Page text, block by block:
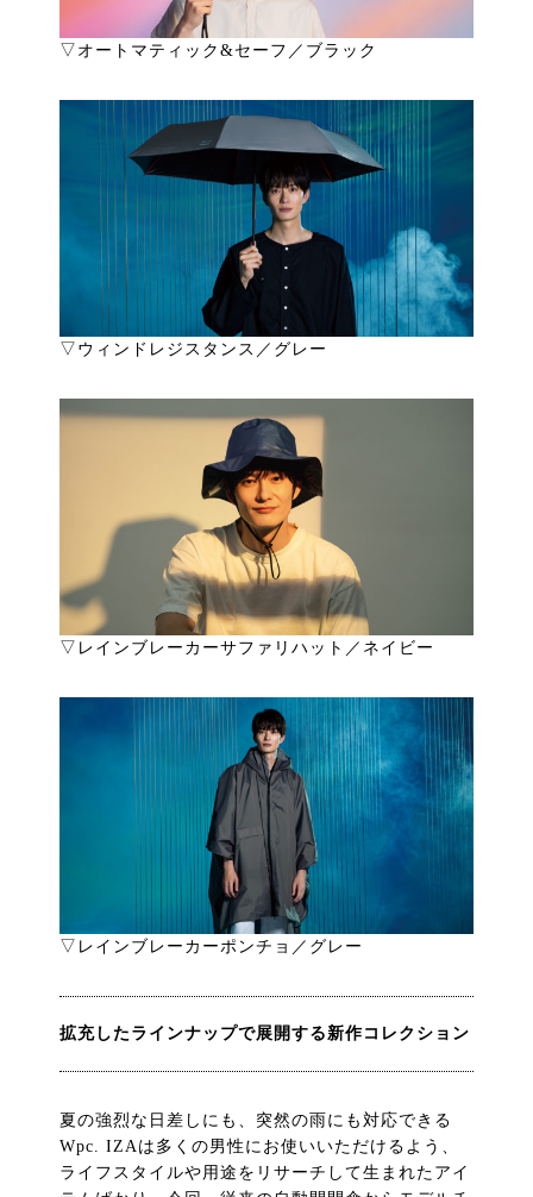
▽オートマティック&セーフ／ブラック
▽ウィンドレジスタンス／グレー
▽レインブレーカーサファリハット／ネイビー
▽レインブレーカーポンチョ／グレー
拡充したラインナップで展開する新作コレクション
夏の強烈な日差しにも、突然の雨にも対応できる
Wpc. IZAは多くの男性にお使いいただけるよう、
ライフスタイルや用途をリサーチして生まれたアイ